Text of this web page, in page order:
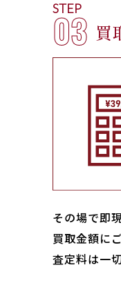
STEP
03 買
その場で即
買取金額に
査定料は一